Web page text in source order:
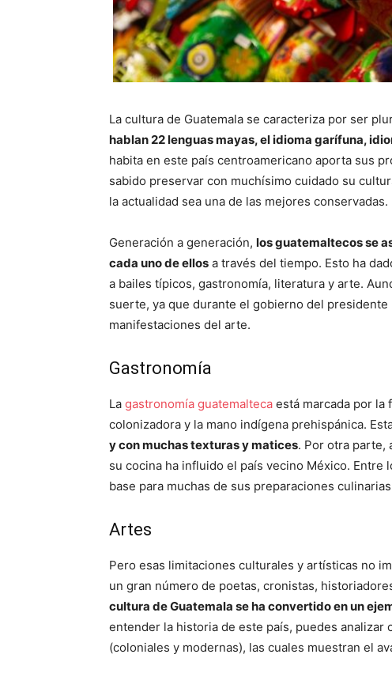
La cultura de Guatemala se caracteriza por ser
hablan 22 lenguas mayas, el idioma garífuna,
habita en este país centroamericano aporta sus
sabido preservar con muchísimo cuidado su
la actualidad sea una de las mejores conservadas.
Generación a generación, los guatemaltecos se
cada uno de ellos a través del tiempo. Esto ha
a bailes típicos, gastronomía, literatura y arte.
suerte, ya que durante el gobierno del
manifestaciones del arte.
Gastronomía
La gastronomía guatemalteca está marcada por la
colonizadora y la mano indígena prehispánica.
y con muchas texturas y matices. Por otra parte,
su cocina ha influido el país vecino México.
base para muchas de sus preparaciones
Artes
Pero esas limitaciones culturales y artísticas no
un gran número de poetas, cronistas,
cultura de Guatemala se ha convertido en un
entender la historia de este país, puedes
(coloniales y modernas), las cuales muestran el